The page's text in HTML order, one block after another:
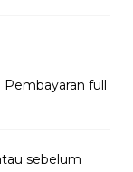
full
sebelum